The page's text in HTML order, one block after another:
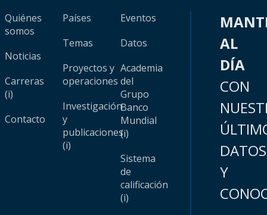
Quiénes
somos
Noticias
Carreras
(i)
Contacto
Países
Temas
Proyectos y
operaciones
Investigación
y
publicaciones
(i)
Eventos
Datos
Academia
del
Grupo
Banco
Mundial
(i)
Sistema
de
calificación
(i)
AL
DÍA
CON
DATOS
Y